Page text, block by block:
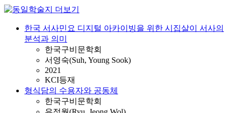
한국 서사민요 디지털 아카이빙을 위한 시집살이 서사의
분석과 의미
한국구비문학회
서영숙(Suh, Young Sook)
2021
KCI등재
형식담의 수용자와 공동체
한국구비문학회